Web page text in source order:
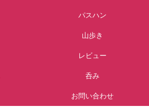
パスハン
山歩き
レビュー
呑み
お問い合わせ